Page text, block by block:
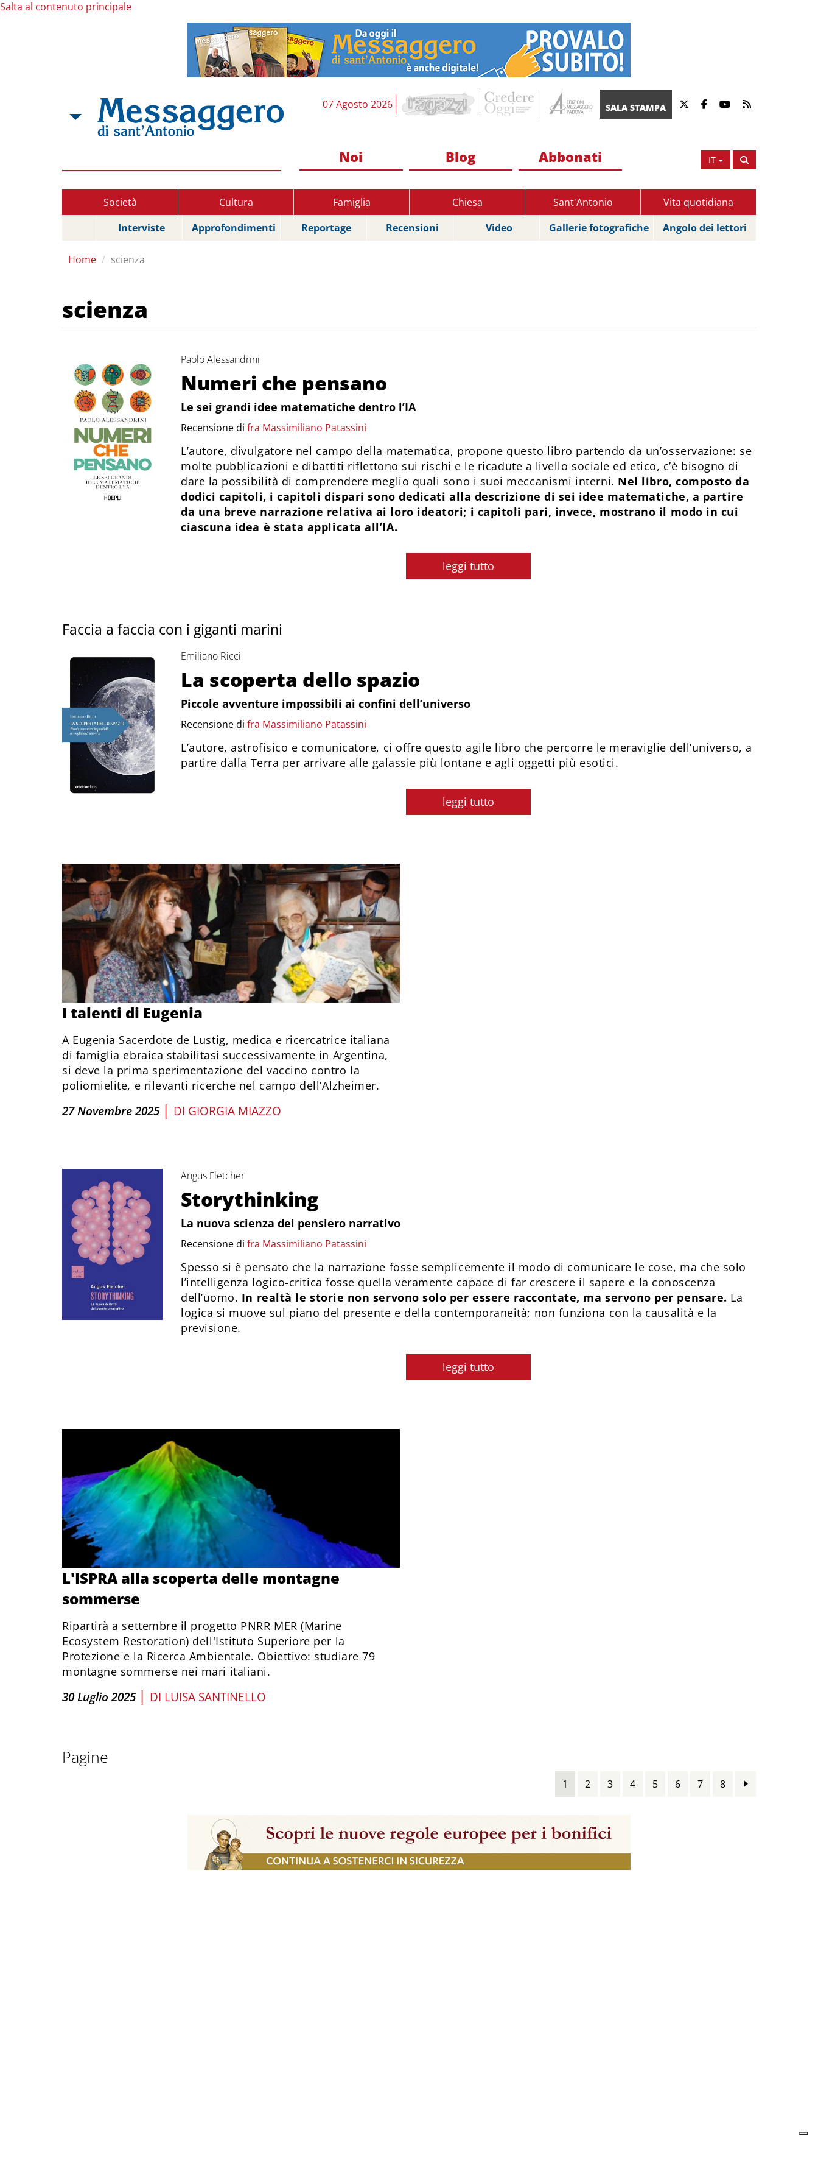
Salta al contenuto principale
07 Agosto 2026 SALA STAMPA
IT
Noi Blog Abbonati
Società Cultura Famiglia Chiesa Sant'Antonio
Vita quotidiana
Interviste
Approfondimenti Reportage Recensioni Video Gallerie fotografiche Angolo dei lettori
Home scienza
scienza
Paolo Alessandrini
Numeri che pensano
Le sei grandi idee matematiche dentro l’IA
Recensione di fra Massimiliano Patassini
L’autore, divulgatore nel campo della matematica, propone questo libro partendo da un’osservazione: se
molte pubblicazioni e dibattiti riflettono sui rischi e le ricadute a livello sociale ed etico, c’è bisogno di
dare la possibilità di comprendere meglio quali sono i suoi meccanismi interni. Nel libro, composto da
dodici capitoli, i capitoli dispari sono dedicati alla descrizione di sei idee matematiche, a partire
da una breve narrazione relativa ai loro ideatori; i capitoli pari, invece, mostrano il modo in cui
ciascuna idea è stata applicata all’IA.
leggi tutto
Faccia a faccia con i giganti marini
Emiliano Ricci
La scoperta dello spazio
Piccole avventure impossibili ai confini dell’universo
Recensione di fra Massimiliano Patassini
L’autore, astrofisico e comunicatore, ci offre questo agile libro che percorre le meraviglie dell’universo, a
partire dalla Terra per arrivare alle galassie più lontane e agli oggetti più esotici.
leggi tutto
I talenti di Eugenia
A Eugenia Sacerdote de Lustig, medica e ricercatrice italiana
di famiglia ebraica stabilitasi successivamente in Argentina,
si deve la prima sperimentazione del vaccino contro la
poliomielite, e rilevanti ricerche nel campo dell’Alzheimer.
27 Novembre 2025 | DI GIORGIA MIAZZO
Angus Fletcher
Storythinking
La nuova scienza del pensiero narrativo
Recensione di fra Massimiliano Patassini
Spesso si è pensato che la narrazione fosse semplicemente il modo di comunicare le cose, ma che solo
l’intelligenza logico-critica fosse quella veramente capace di far crescere il sapere e la conoscenza
dell’uomo. In realtà le storie non servono solo per essere raccontate, ma servono per pensare. La
logica si muove sul piano del presente e della contemporaneità; non funziona con la causalità e la
previsione.
leggi tutto
L'ISPRA alla scoperta delle montagne
sommerse
Ripartirà a settembre il progetto PNRR MER (Marine
Ecosystem Restoration) dell'Istituto Superiore per la
Protezione e la Ricerca Ambientale. Obiettivo: studiare 79
montagne sommerse nei mari italiani.
30 Luglio 2025 | DI LUISA SANTINELLO
Pagine
1 2 3 4 5 6 7 8